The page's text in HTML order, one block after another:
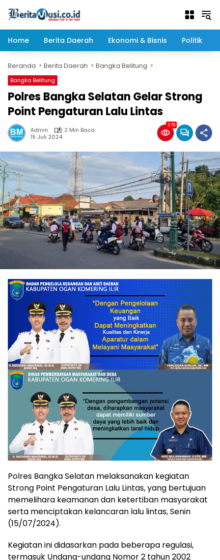
Home
Berita Daerah Ekonomi & Bisnis Politik
Beranda Berita Daerah Bangka Belitung
Bangka Belitung
Polres Bangka Selatan Gelar Strong
Point Pengaturan Lalu Lintas
Admin
2 Min Baca
15 Juli 2024
378
Polres Bangka Selatan melaksanakan kegiatan
Strong Point Pengaturan Lalu Lintas, yang bertujuan
memelihara keamanan dan ketertiban masyarakat
serta menciptakan kelancaran lalu lintas, Senin
(15/07/2024).
Kegiatan ini didasarkan pada beberapa regulasi,
termasuk Undang-undang Nomor 2 tahun 2002